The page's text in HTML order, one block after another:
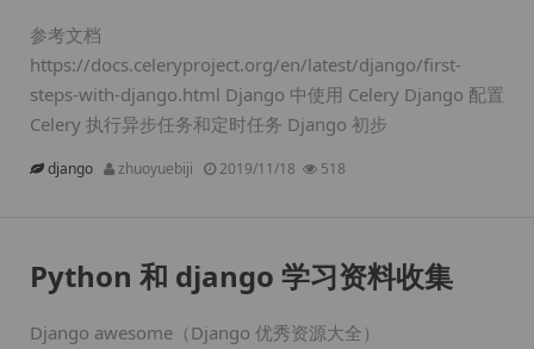
参考文档
https://docs.celeryproject.org/en/latest/django/first-
steps-with-django.html Django 中使用 Celery Django 配置
Celery 执行异步任务和定时任务 Django 初步
django zhuoyuebiji 2019/11/18 518
Python 和 django 学习资料收集
Django awesome（Django 优秀资源大全）